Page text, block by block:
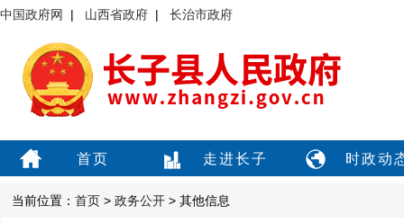
中国政府网 | 山西省政府 | 长治市政府
首页 走进长子 时政动
当前位置： 首页 > 政务公开 > 其他信息